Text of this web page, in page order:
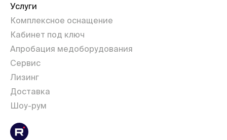
Услуги
Комплексное оснащение
Кабинет под ключ
Апробация медоборудования
Сервис
Лизинг
Доставка
Шоу-рум